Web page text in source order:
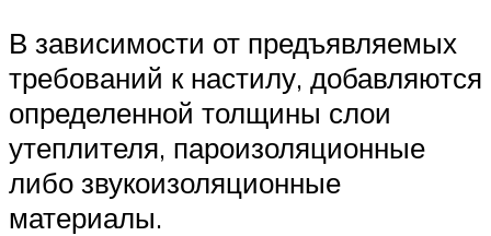
В зависимости от предъявляемых
требований к настилу, добавляются
определенной толщины слои
утеплителя, пароизоляционные
либо звукоизоляционные
материалы.